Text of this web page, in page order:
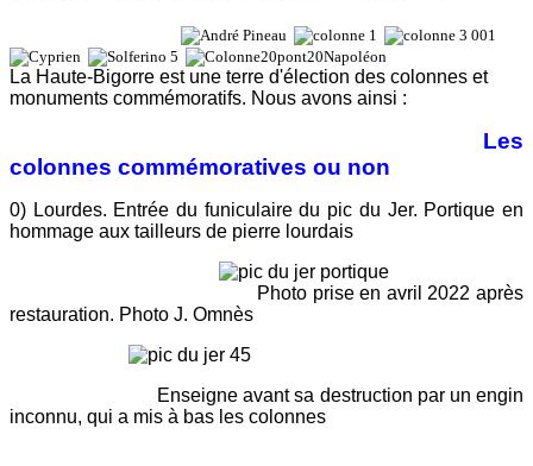
La Haute-Bigorre est une terre d'élection des colonnes et
monuments commémoratifs. Nous avons ainsi :
Les
colonnes commémoratives ou non
0) Lourdes. Entrée du funiculaire du pic du Jer. Portique en
hommage aux tailleurs de pierre lourdais
Photo prise en avril 2022 après
restauration. Photo J. Omnès
Enseigne avant sa destruction par un engin
inconnu, qui a mis à bas les colonnes